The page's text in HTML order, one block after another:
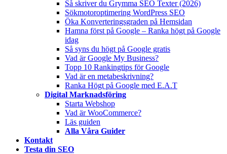
Så skriver du Grymma SEO Texter (2026)
Sökmotoroptimering WordPress SEO
Öka Konverteringsgraden på Hemsidan
Hamna först på Google – Ranka högt på Google
idag
Så syns du högt på Google gratis
Vad är Google My Business?
Topp 10 Rankingtips för Google
Vad är en metabeskrivning?
Ranka Högt på Google med E.A.T
Digital Marknadsföring
Starta Webshop
Vad är WooCommerce?
Läs guiden
Alla Våra Guider
Kontakt
Testa din SEO